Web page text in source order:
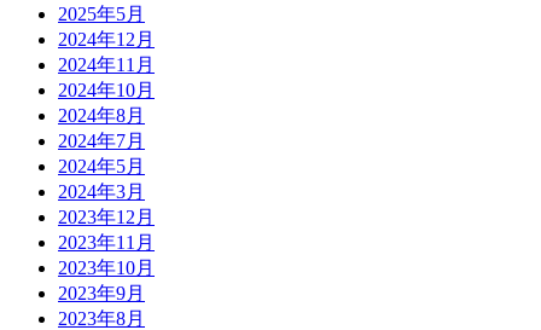
2025年5月
2024年12月
2024年11月
2024年10月
2024年8月
2024年7月
2024年5月
2024年3月
2023年12月
2023年11月
2023年10月
2023年9月
2023年8月